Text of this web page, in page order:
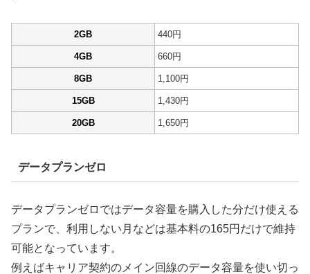
2GB 440円
4GB 660円
8GB 1,100円
15GB 1,430円
20GB 1,650円
データプランゼロ
データプランゼロではデータ容量を購入した分だけ使える
プランで、利用しない月などは基本料の165円だけで維持
可能となっています。
例えばキャリア契約のメイン回線のデータ容量を使い切っ